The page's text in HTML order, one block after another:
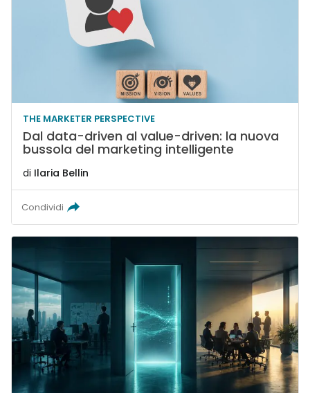
THE MARKETER PERSPECTIVE
Dal data-driven al value-driven: la nuova
bussola del marketing intelligente
di Ilaria Bellin
Condividi